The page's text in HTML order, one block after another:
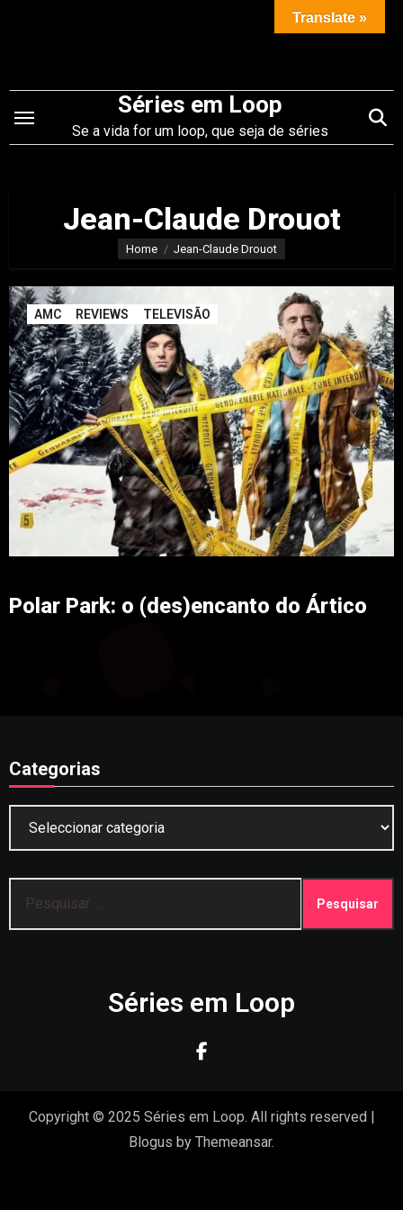
conteúdo
Séries em Loop
Se a vida for um loop, que seja de séries
Jean-Claude Drouot
Home Jean-Claude Drouot
AMC REVIEWS TELEVISÃO
Polar Park: o (des)encanto do Ártico
Categorias
por:
Séries em Loop
Copyright © 2025 Séries em Loop. All rights reserved |
Blogus by Themeansar.
Translate »